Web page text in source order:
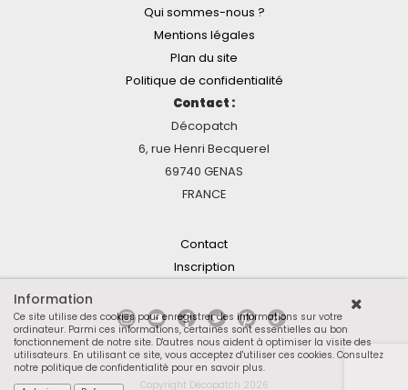
Qui sommes-nous ?
Mentions légales
Plan du site
Politique de confidentialité
Contact :
Décopatch
6, rue Henri Becquerel
69740 GENAS
FRANCE
Contact
Inscription
Copyright Décopatch 2026
Information
Ce site utilise des cookies pour enregistrer des informations sur votre
ordinateur. Parmi ces informations, certaines sont essentielles au bon
fonctionnement de notre site. D'autres nous aident à optimiser la visite des
utilisateurs. En utilisant ce site, vous acceptez d'utiliser ces cookies. Consultez
notre politique de confidentialité pour en savoir plus.